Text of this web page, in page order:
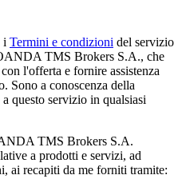
i Termini e condizioni del servizio
TMS Brokers S.A., che
l'offerta e fornire assistenza
Sono a conoscenza della
questo servizio in qualsiasi
TMS Brokers S.A.
a prodotti e servizi, ad
ai recapiti da me forniti tramite: